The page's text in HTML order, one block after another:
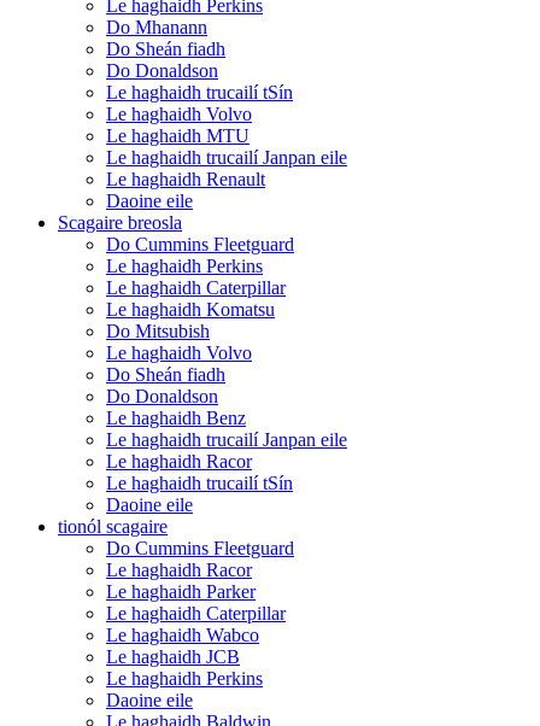
Le haghaidh Perkins
Do Mhanann
Do Sheán fiadh
Do Donaldson
Le haghaidh trucailí tSín
Le haghaidh Volvo
Le haghaidh MTU
Le haghaidh trucailí Janpan eile
Le haghaidh Renault
Daoine eile
Scagaire breosla
Do Cummins Fleetguard
Le haghaidh Perkins
Le haghaidh Caterpillar
Le haghaidh Komatsu
Do Mitsubish
Le haghaidh Volvo
Do Sheán fiadh
Do Donaldson
Le haghaidh Benz
Le haghaidh trucailí Janpan eile
Le haghaidh Racor
Le haghaidh trucailí tSín
Daoine eile
tionól scagaire
Do Cummins Fleetguard
Le haghaidh Racor
Le haghaidh Parker
Le haghaidh Caterpillar
Le haghaidh Wabco
Le haghaidh JCB
Le haghaidh Perkins
Daoine eile
Le haghaidh Baldwin